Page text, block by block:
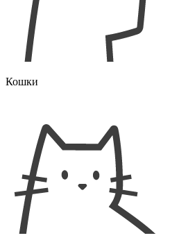
Кошки